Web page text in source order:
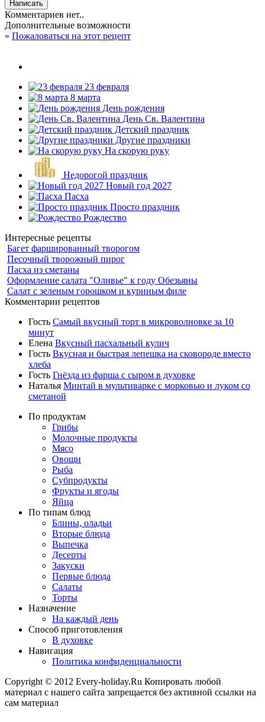
Комментариев нет..
Дополнительные возможности
» Пожаловаться на этот рецепт
23 февраля
8 марта
День рождения
День Св. Валентина
Детский праздник
Другие праздники
На скорую руку
Недорогой праздник
Новый год 2027
Пасха
Просто праздник
Рождество
Интересные рецепты
Багет фаршированный творогом
Песочный творожный пирог
Пасха из сметаны
Оформление салата "Оливье" к году Обезьяны
Салат с зеленым горошком и куриным филе
Комментарии рецептов
Гость Самый вкусный торт в микроволновке за 10
минут
Елена Вкусный пасхальный кулич
Гость Вкусная и быстрая лепешка на сковороде вместо
хлеба
Гость Гнёзда из фарша с сыром в духовке
Наталья Минтай в мультиварке с морковью и луком со
сметаной
По продуктам
Грибы
Молочные продукты
Мясо
Овощи
Рыба
Субпродукты
Фрукты и ягоды
Яйца
По типам блюд
Блины, оладьи
Вторые блюда
Выпечка
Десерты
Закуски
Первые блюда
Салаты
Торты
Назначение
На каждый день
Способ приготовления
В духовке
Навигация
Политика конфиденциальности
Copyright © 2012 Every-holiday.Ru Копировать любой
материал с нашего сайта запрещается без активной ссылки на
сам материал